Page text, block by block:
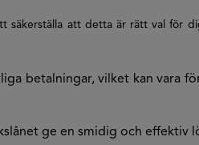
säkerställa att detta är rätt val för
betalningar, vilket kan vara
ge en smidig och effektiv